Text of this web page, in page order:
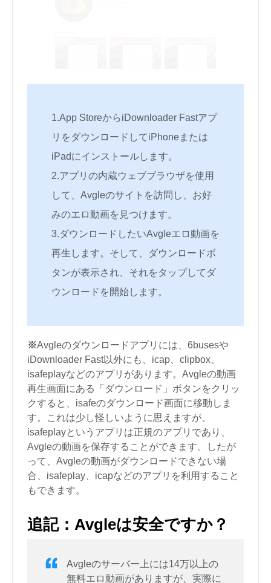
1.App StoreからiDownloader Fastアプ
リをダウンロードしてiPhoneまたは
iPadにインストールします。
2.アプリの内蔵ウェブブラウザを使用
して、Avgleのサイトを訪問し、お好
みのエロ動画を見つけます。
3.ダウンロードしたいAvgleエロ動画を
再生します。そして、ダウンロードボ
タンが表示され、それをタップしてダ
ウンロードを開始します。
※Avgleのダウンロードアプリには、6busesや
iDownloader Fast以外にも、icap、clipbox、
isafeplayなどのアプリがあります。Avgleの動画
再生画面にある「ダウンロード」ボタンをクリッ
クすると、isafeのダウンロード画面に移動しま
す。これは少し怪しいように思えますが、
isafeplayというアプリは正規のアプリであり、
Avgleの動画を保存することができます。したが
って、Avgleの動画がダウンロードできない場
合、isafeplay、icapなどのアプリを利用すること
もできます。
追記：Avgleは安全ですか？
Avgleのサーバー上には14万以上の
無料エロ動画がありますが、実際に